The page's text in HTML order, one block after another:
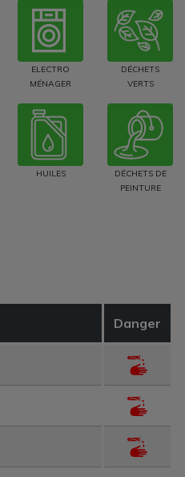
ELECTRO
MÉNAGER
DÉCHETS
VERTS
HUILES
DÉCHETS DE
PEINTURE
Danger